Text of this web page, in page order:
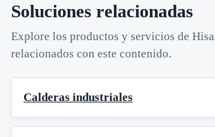
Soluciones relacionadas
Explore los productos y servicios de
relacionados con este contenido.
Calderas industriales